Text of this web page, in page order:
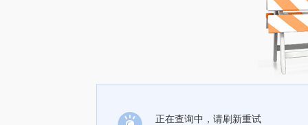
正在查询中，请刷新重试